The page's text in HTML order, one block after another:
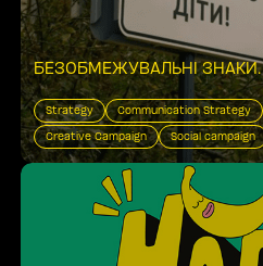
БЕЗОБМЕЖУВАЛЬНІ ЗНАКИ.
Strategy Communication Strategy
Creative Campaign Social campaign